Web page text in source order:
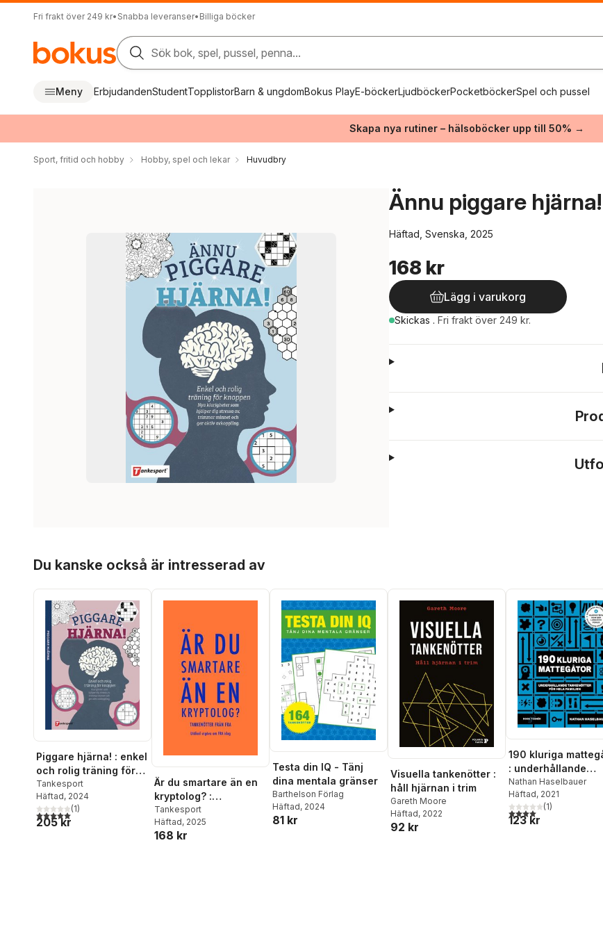
Fri frakt över 249 kr• Snabba leveranser• Billiga böcker
Sök bok, spel, pussel, penna...
Meny ErbjudandenStudentTopplistorBarn & ungdomBokus PlayE-böckerLjudböckerPocketböckerSpel och pussel
Skapa nya rutiner – hälsoböcker upp till 50% →
Sport, fritid och hobby Hobby, spel och lekar Huvudbry
Ännu piggare hjärna!
Häftad, Svenska, 2025
168 kr
Lägg i varukorg
Skickas . Fri frakt över 249 kr.
Du kanske också är intresserad av
Piggare hjärna! : enkel
och rolig träning för
knoppen
Tankesport
Häftad, 2024
5,0utav 5 stjärnor. Totalt antal röster:
(1)
205 kr
Är du smartare än en
kryptolog? :
tankenötter från FRA
Tankesport
Häftad, 2025
168 kr
Testa din IQ - Tänj
dina mentala gränser
Barthelson Förlag
Häftad, 2024
81 kr
Visuella tankenötter :
håll hjärnan i trim
Gareth Moore
Häftad, 2022
92 kr
190 kluriga
: underhållande
tankenötter för hela
familjen
Nathan Haselbauer
Häftad, 2021
4,0utav 5 stjärnor.
(1)
123 kr